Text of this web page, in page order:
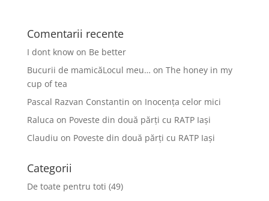
Comentarii recente
I dont knowon Be better
Bucurii de mamicăLocul meu… on The honey in my
cup of tea
Pascal Razvan Constantin on Inocența celor mici
Raluca on Poveste din două părți cu RATP Iași
Claudiu on Poveste din două părți cu RATP Iași
Categorii
De toate pentru toti (49)